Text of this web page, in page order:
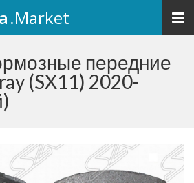
.Market
передние
(SX11) 2020-